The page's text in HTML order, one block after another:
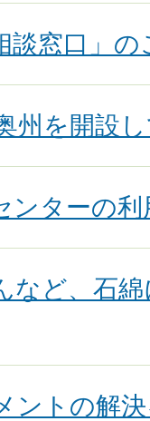
談窓口」の
州を開設
ンターの
など、石
ントの解